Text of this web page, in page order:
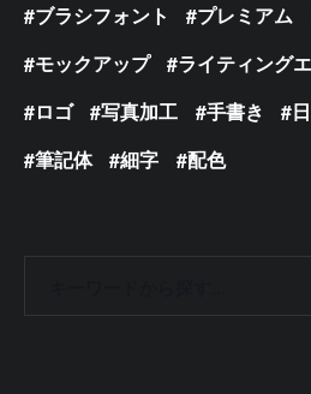
ブラシフォント
プレミアム
モックアップ
ライティング
ロゴ
写真加工 手書き
筆記体
細字 配色